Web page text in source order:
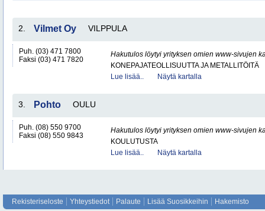
2. Vilmet Oy VILPPULA
Puh. (03) 471 7800
Faksi (03) 471 7820
Hakutulos löytyi yrityksen omien www-sivujen
KONEPAJATEOLLISUUTTA JA METALLITÖITÄ
Lue lisää..
Näytä kartalla
3. Pohto OULU
Puh. (08) 550 9700
Faksi (08) 550 9843
Hakutulos löytyi yrityksen omien www-sivujen
KOULUTUSTA
Lue lisää..
Näytä kartalla
Rekisteriseloste Yhteystiedot Palaute Lisää Suosikkeihin Hakemisto